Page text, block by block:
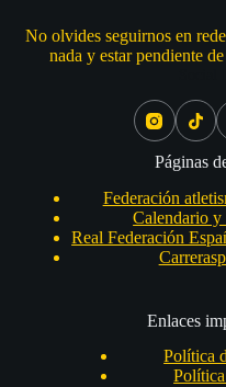
No olvides seguirnos en
nada y estar pendiente
Páginas
Federación
Calendario
Real Federación
Enlaces
Política